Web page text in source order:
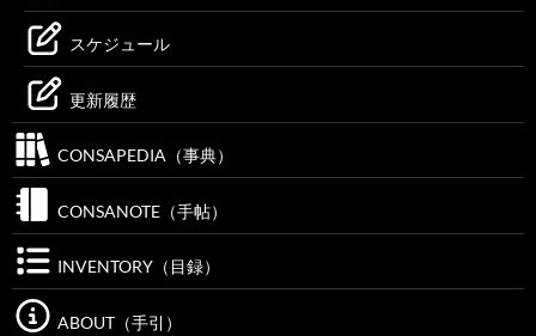
スケジュール
更新履歴
CONSAPEDIA（事典）
CONSANOTE（手帖）
INVENTORY（目録）
ABOUT（手引）